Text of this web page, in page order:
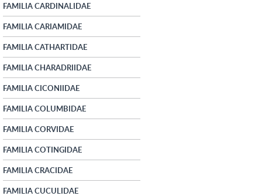
FAMILIA CARDINALIDAE
FAMILIA CARIAMIDAE
FAMILIA CATHARTIDAE
FAMILIA CHARADRIIDAE
FAMILIA CICONIIDAE
FAMILIA COLUMBIDAE
FAMILIA CORVIDAE
FAMILIA COTINGIDAE
FAMILIA CRACIDAE
FAMILIA CUCULIDAE